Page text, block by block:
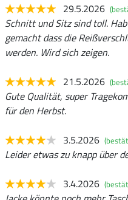
29.5.2026
Schnitt und Sitz sind toll.
gemacht dass die
werden. Wird sich zeigen.
21.5.2026
Gute Qualität, super
für den Herbst.
3.5.2026
Leider etwas zu knapp über
3.4.2026